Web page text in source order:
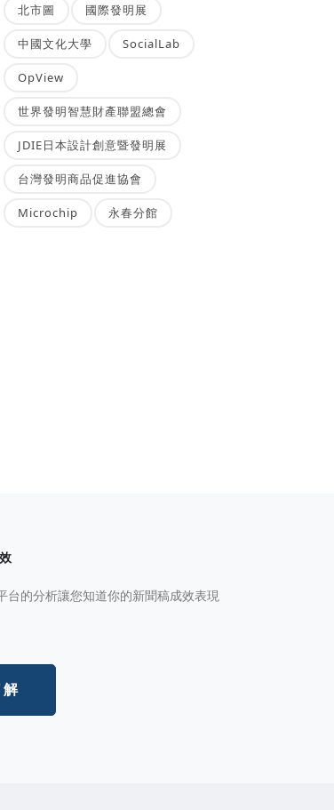
北市圖 國際發明展
中國文化大學 SocialLab
OpView
世界發明智慧財產聯盟總會
JDIE日本設計創意暨發明展
台灣發明商品促進協會
Microchip 永春分館
台的分析讓您知道你的新聞稿成效表現